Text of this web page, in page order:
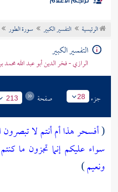
موضوعي
تراجم الأعلام
الرئيسية التفسير الكبير سورة الطور
التفسير الكبير
الرازي - فخر الدين أبو عبد الله
جزء 28 صفحة 213
(أفسحر هذا أم أنتم لا تبصرون
سواء عليكم إنما تجزون ما
ونعيم)